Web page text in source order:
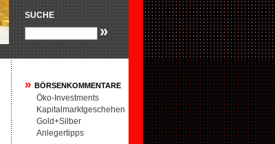
SUCHE
»
» BÖRSENKOMMENTARE
Öko-Investments
Kapitalmarktgeschehen
Gold+Silber
Anlegertipps